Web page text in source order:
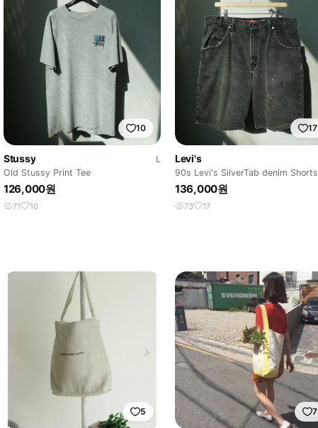
10
Stussy
L
Old Stussy Print Tee
126,000원
71 10
17
Levi's
90s Levi's SilverTab denim Shorts
136,000원
73 17
5 7